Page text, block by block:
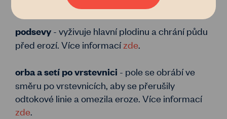
podsevy - vyživuje hlavní plodinu a chrání půdu
před erozí. Více informacízde.
orba a setí po vrstevnici - pole se obrábí ve
směru po vrstevnicích, aby se přerušily
odtokové linie a omezila eroze. Více informací
zde.